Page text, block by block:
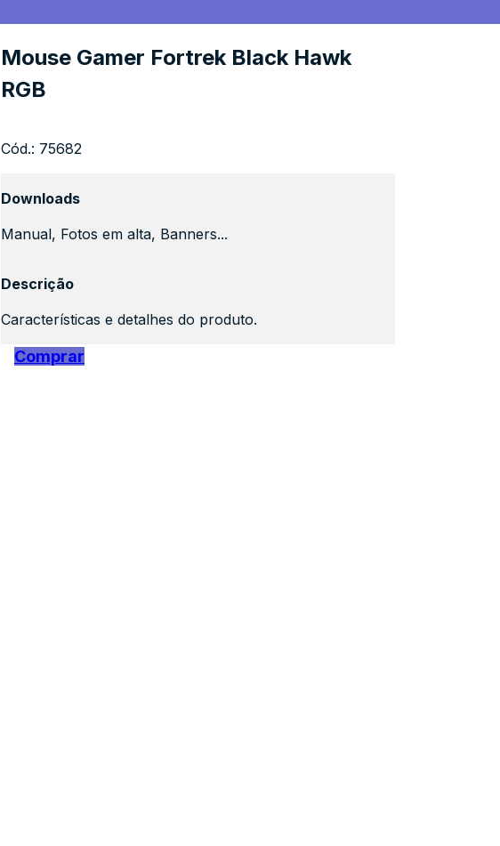
Mouse Gamer Fortrek Black Hawk
RGB
Cód.: 75682
Downloads
Manual, Fotos em alta, Banners...
Descrição
Características e detalhes do produto.
Comprar